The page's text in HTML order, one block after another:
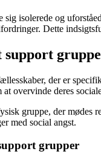
sig isolerede og
Dette
support
der er
overvinde deres
gruppe, der
med social angst.
grupper